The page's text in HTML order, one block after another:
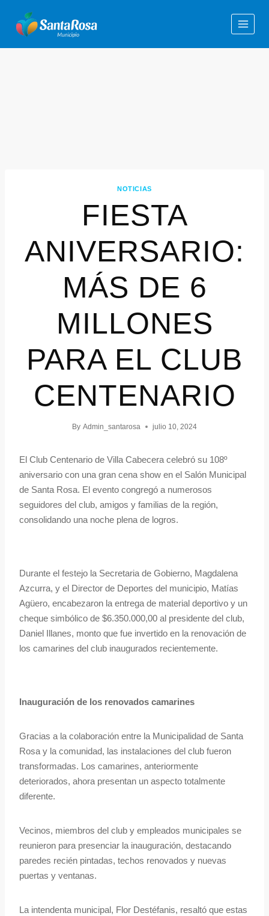
NOTICIAS
FIESTA
ANIVERSARIO:
MÁS DE 6
MILLONES
PARA EL CLUB
CENTENARIO
By Admin_santarosa julio 10, 2024
El Club Centenario de Villa Cabecera celebró su 108º
aniversario con una gran cena show en el Salón Municipal
de Santa Rosa. El evento congregó a numerosos
seguidores del club, amigos y familias de la región,
consolidando una noche plena de logros.
Durante el festejo la Secretaria de Gobierno, Magdalena
Azcurra, y el Director de Deportes del municipio, Matías
Agüero, encabezaron la entrega de material deportivo y un
cheque simbólico de $6.350.000,00 al presidente del club,
Daniel Illanes, monto que fue invertido en la renovación de
los camarines del club inaugurados recientemente.
Inauguración de los renovados camarines
Gracias a la colaboración entre la Municipalidad de Santa
Rosa y la comunidad, las instalaciones del club fueron
transformadas. Los camarines, anteriormente
deteriorados, ahora presentan un aspecto totalmente
diferente.
Vecinos, miembros del club y empleados municipales se
reunieron para presenciar la inauguración, destacando
paredes recién pintadas, techos renovados y nuevas
puertas y ventanas.
La intendenta municipal, Flor Destéfanis, resaltó que estas